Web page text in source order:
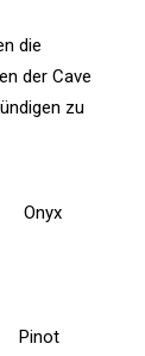
die
der Cave
zu
Onyx
Pinot